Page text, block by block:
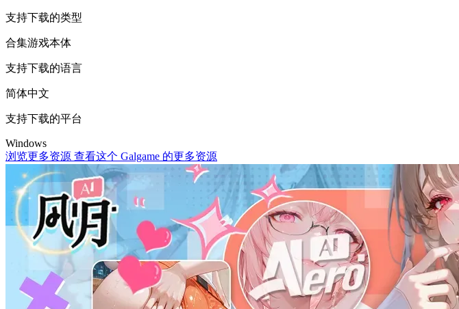
支持下载的类型
合集游戏本体
支持下载的语言
简体中文
支持下载的平台
Windows
浏览更多资源 查看这个 Galgame 的更多资源